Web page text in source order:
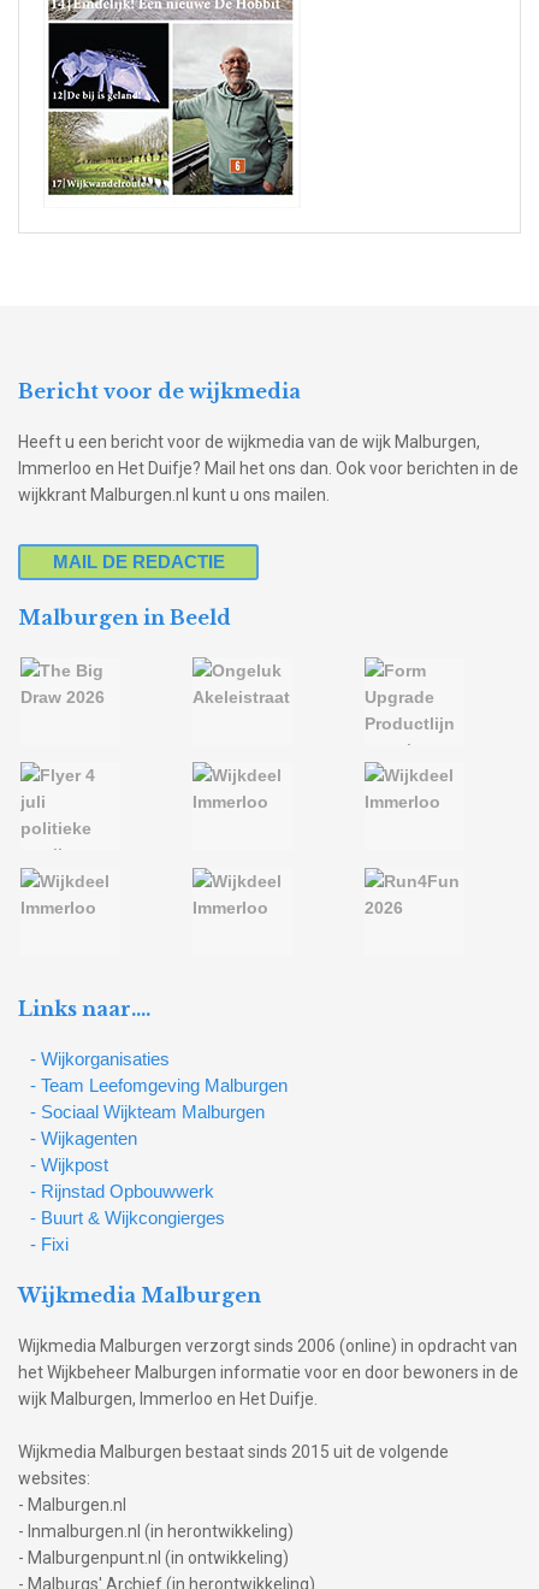
Bericht voor de wijkmedia
Heeft u een bericht voor de wijkmedia van de wijk Malburgen,
Immerloo en Het Duifje? Mail het ons dan. Ook voor berichten in de
wijkkrant Malburgen.nl kunt u ons mailen.
MAIL DE REDACTIE
Malburgen in Beeld
Links naar….
- Wijkorganisaties
- Team Leefomgeving Malburgen
- Sociaal Wijkteam Malburgen
- Wijkagenten
- Wijkpost
- Rijnstad Opbouwwerk
- Buurt & Wijkcongierges
- Fixi
Wijkmedia Malburgen
Wijkmedia Malburgen verzorgt sinds 2006 (online) in opdracht van
het Wijkbeheer Malburgen informatie voor en door bewoners in de
wijk Malburgen, Immerloo en Het Duifje.
Wijkmedia Malburgen bestaat sinds 2015 uit de volgende
websites:
- Malburgen.nl
- Inmalburgen.nl (in herontwikkeling)
- Malburgenpunt.nl (in ontwikkeling)
- Malburgs' Archief (in herontwikkeling)